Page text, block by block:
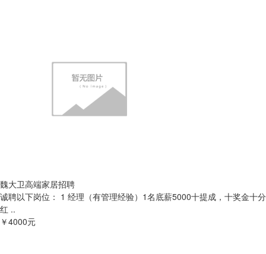
魏大卫高端家居招聘
诚聘以下岗位： 1 经理（有管理经验）1名底薪5000十提成，十奖金十分
红 ..
￥4000元